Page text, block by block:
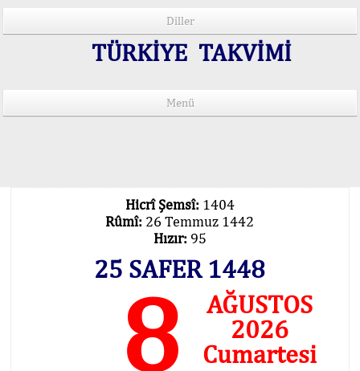
Diller
TÜRKİYE TAKVİMİ
Menü
Hicrî Şemsî: 1404
Rûmî: 26 Temmuz 1442
Hızır: 95
25 SAFER 1448
8
AĞUSTOS
2026
Cumartesi